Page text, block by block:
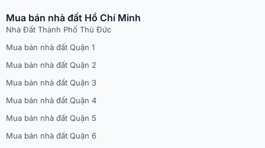
Mua bán nhà đất Hồ Chí Minh
Nhà Đất Thành Phố Thủ Đức
Mua bán nhà đất Quận 1
Mua bán nhà đất Quận 2
Mua bán nhà đất Quận 3
Mua bán nhà đất Quận 4
Mua bán nhà đất Quận 5
Mua bán nhà đất Quận 6